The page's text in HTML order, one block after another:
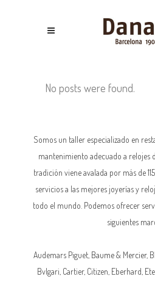
No posts were found.
Somos un taller especializado en
mantenimiento adecuado a relojes
tradición viene avalada por más de
servicios a las mejores joyerías y
todo el mundo. Podemos ofrecer
siguientes
Audemars Piguet, Baume & Mercier,
Bvlgari, Cartier, Citizen, Eberhard,